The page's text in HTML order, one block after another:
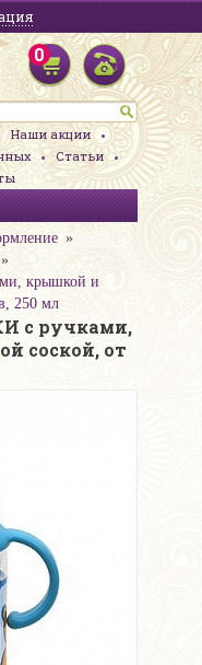
0
Наши акции
Статьи
крышкой и
250 мл
с ручками,
соской, от